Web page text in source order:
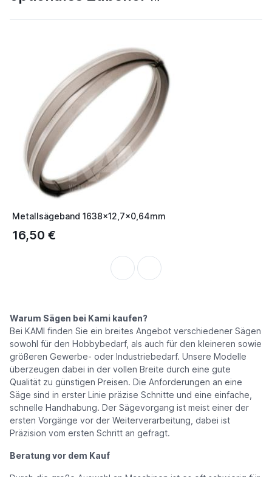
Metallsägeband 1638x12,7x0,64mm
16,50 €
Warum Sägen bei Kami kaufen?
Bei KAMI finden Sie ein breites Angebot verschiedener Sägen
sowohl für den Hobbybedarf, als auch für den kleineren sowie
größeren Gewerbe- oder Industriebedarf. Unsere Modelle
überzeugen dabei in der vollen Breite durch eine gute
Qualität zu günstigen Preisen. Die Anforderungen an eine
Säge sind in erster Linie präzise Schnitte und eine einfache,
schnelle Handhabung. Der Sägevorgang ist meist einer der
ersten Vorgänge vor der Weiterverarbeitung, dabei ist
Präzision vom ersten Schritt an gefragt.
Beratung vor dem Kauf